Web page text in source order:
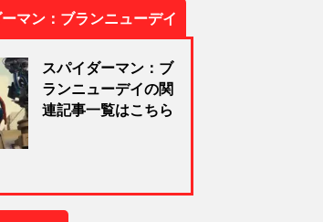
マン：ブランニューデイ
スパイダーマン：ブ
ランニューデイの関
連記事一覧はこちら